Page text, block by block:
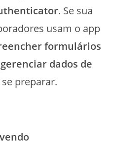
. Se sua
usam o app
formulários
gerenciar dados de
preparar.